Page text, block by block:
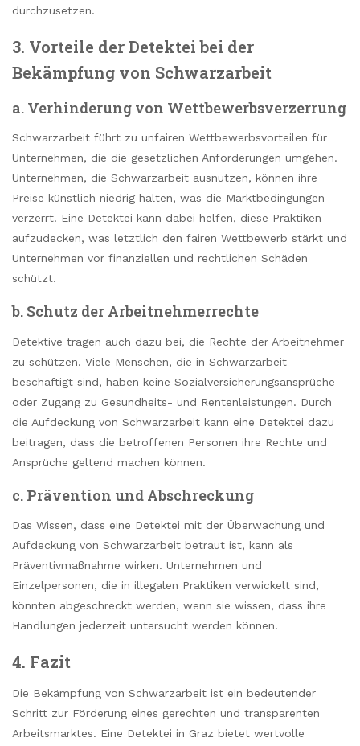
durchzusetzen.
3. Vorteile der Detektei bei der
Bekämpfung von Schwarzarbeit
a. Verhinderung von Wettbewerbsverzerrung
Schwarzarbeit führt zu unfairen Wettbewerbsvorteilen für
Unternehmen, die die gesetzlichen Anforderungen umgehen.
Unternehmen, die Schwarzarbeit ausnutzen, können ihre
Preise künstlich niedrig halten, was die Marktbedingungen
verzerrt. Eine Detektei kann dabei helfen, diese Praktiken
aufzudecken, was letztlich den fairen Wettbewerb stärkt und
Unternehmen vor finanziellen und rechtlichen Schäden
schützt.
b. Schutz der Arbeitnehmerrechte
Detektive tragen auch dazu bei, die Rechte der Arbeitnehmer
zu schützen. Viele Menschen, die in Schwarzarbeit
beschäftigt sind, haben keine Sozialversicherungsansprüche
oder Zugang zu Gesundheits- und Rentenleistungen. Durch
die Aufdeckung von Schwarzarbeit kann eine Detektei dazu
beitragen, dass die betroffenen Personen ihre Rechte und
Ansprüche geltend machen können.
c. Prävention und Abschreckung
Das Wissen, dass eine Detektei mit der Überwachung und
Aufdeckung von Schwarzarbeit betraut ist, kann als
Präventivmaßnahme wirken. Unternehmen und
Einzelpersonen, die in illegalen Praktiken verwickelt sind,
könnten abgeschreckt werden, wenn sie wissen, dass ihre
Handlungen jederzeit untersucht werden können.
4. Fazit
Die Bekämpfung von Schwarzarbeit ist ein bedeutender
Schritt zur Förderung eines gerechten und transparenten
Arbeitsmarktes. Eine Detektei in Graz bietet wertvolle